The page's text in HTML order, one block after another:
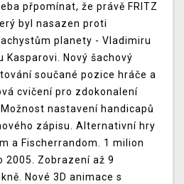
přpomínat, že právě FRITZ
byl nasazen proti
planety - Vladimiru
Kasparovi. Nový šachový
součané pozice hráče a
cvičení pro zdokonalení
nastavení handicapů
zápisu. Alternativní hry
a Fischerrandom. 1 milion
2005. Zobrazení až 9
Nové 3D animace s